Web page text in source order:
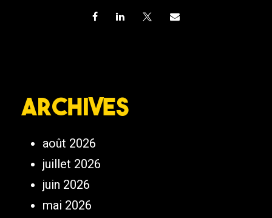
Archives
août 2026
juillet 2026
juin 2026
mai 2026